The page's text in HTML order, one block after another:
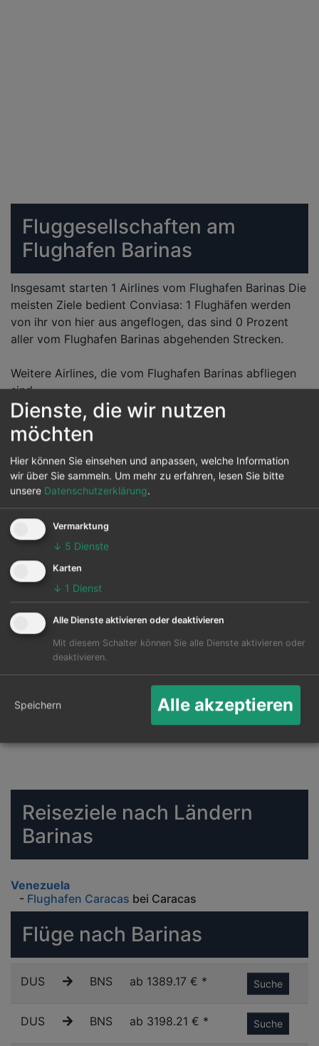
Fluggesellschaften am
Flughafen Barinas
Insgesamt starten 1 Airlines vom Flughafen Barinas Die
meisten Ziele bedient Conviasa: 1 Flughäfen werden
von ihr von hier aus angeflogen, das sind 0 Prozent
aller vom Flughafen Barinas abgehenden Strecken.
Weitere Airlines, die vom Flughafen Barinas abfliegen
sind
Reiseziele von Barinas
Vom Flughafen Barinas können 1 andere Flughäfen in
diversen Ländern werden auch angeflogen. Hauptziel
ist der Caracas in Caracas.
Die Karte zeigt die 25 häufigsten Flugziele ab Barinas:
Reiseziele nach Ländern
Barinas
Venezuela
- Flughafen Caracas bei Caracas
Flüge nach Barinas
DUS BNS ab 1389.17 € * Suche
DUS BNS ab 3198.21 € * Suche
Dienste, die wir nutzen
möchten
Hier können Sie einsehen und anpassen, welche Information
wir über Sie sammeln. Um mehr zu erfahren, lesen Sie bitte
unsere Datenschutzerklärung.
Vermarktung
↓ 5 Dienste
Karten
↓ 1 Dienst
Alle Dienste aktivieren oder deaktivieren
Mit diesem Schalter können Sie alle Dienste aktivieren oder
deaktivieren.
Speichern Alle akzeptieren